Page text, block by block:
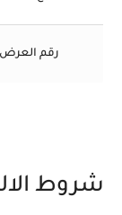
رقم العرض
شروط